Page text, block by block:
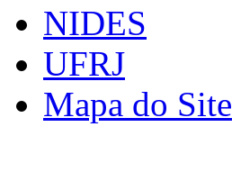
NIDES
UFRJ
Mapa do Site